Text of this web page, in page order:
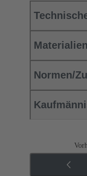
Materialien
Normen/